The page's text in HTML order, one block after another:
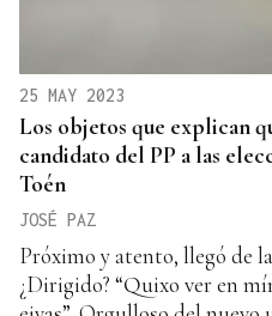
25 MAY 2023
Los objetos que explican
candidato del PP a las
Toén
JOSÉ PAZ
Próximo y atento, llegó de
¿Dirigido? “Quixo ver en